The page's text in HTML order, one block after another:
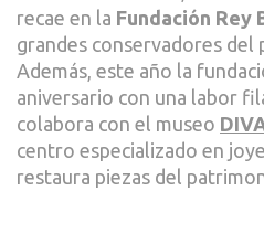
recae en la Fundación Rey
grandes conservadores del
Además, este año la
aniversario con una labor
colabora con el museo
centro especializado en
restaura piezas del